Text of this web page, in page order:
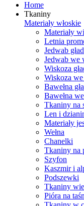
Home
Tkaniny
Materiały włoskie
Materiały
Letnia
Jedwab
Jedwab we
Wiskoza
Wiskoza
Bawełna
Bawełna
Tkaniny na
Len i
Materiały
Wełna
Chanelki
Tkaniny na
Szyfon
Kaszmir i
Podszewki
Tkaniny
Pióra na